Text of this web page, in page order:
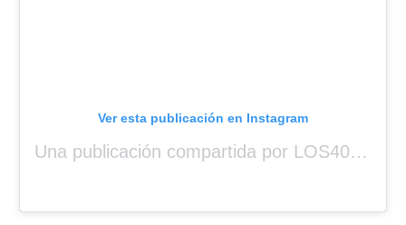
Ver esta publicación en Instagram
Una publicación compartida por LOS40 Panamá (@los40panama)